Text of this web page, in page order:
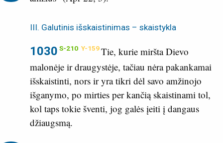
III. Galutinis išskaistinimas – skaistykla
1030 S-210 Y-159Tie, kurie miršta Dievo
malonėje ir draugystėje, tačiau nėra pakankamai
išskaistinti, nors ir yra tikri dėl savo amžinojo
išganymo, po mirties per kančią skaistinami tol,
kol taps tokie šventi, jog galės įeiti į dangaus
džiaugsmą.